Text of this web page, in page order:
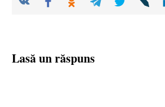
Lasă un răspuns